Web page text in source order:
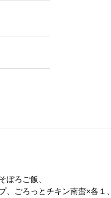
ぼろご飯、
、ごろっとチキン南蛮×各１、